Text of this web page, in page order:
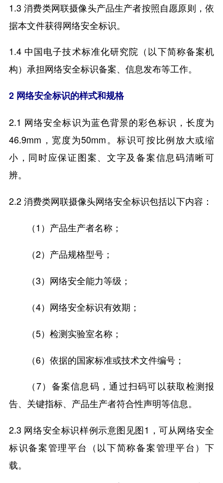
1.3 消费类网联摄像头产品生产者按照自愿原则，依
据本文件获得网络安全标识。
1.4 中国电子技术标准化研究院（以下简称备案机
构）承担网络安全标识备案、信息发布等工作。
2 网络安全标识的样式和规格
2.1 网络安全标识为蓝色背景的彩色标识，长度为
46.9mm，宽度为50mm。标识可按比例放大或缩
小，同时应保证图案、文字及备案信息码清晰可
辨。
2.2 消费类网联摄像头网络安全标识包括以下内容：
（1）产品生产者名称；
（2）产品规格型号；
（3）网络安全能力等级；
（4）网络安全标识有效期；
（5）检测实验室名称；
（6）依据的国家标准或技术文件编号；
（7）备案信息码，通过扫码可以获取检测报
告、关键指标、产品生产者符合性声明等信息。
2.3 网络安全标识样例示意图见图1，可从网络安全
标识备案管理平台（以下简称备案管理平台）下
载。